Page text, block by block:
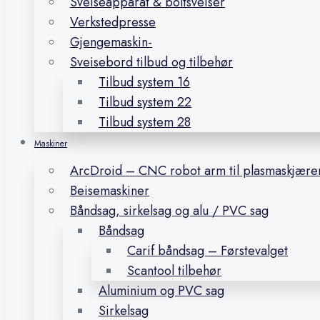
Verkstedpresse
Gjengemaskin-
Sveisebord tilbud og tilbehør
Tilbud system 16
Tilbud system 22
Tilbud system 28
Maskiner
ArcDroid – CNC robot arm til
Beisemaskiner
Båndsag, sirkelsag og alu / PVC sag
Båndsag
Carif båndsag – Førstevalget
Scantool tilbehør
Aluminium og PVC sag
Sirkelsag